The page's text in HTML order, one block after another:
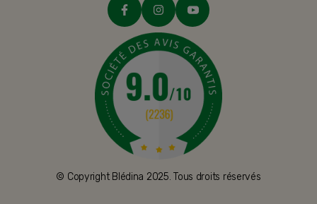
© Copyright Blédina 2025. Tous droits réservés